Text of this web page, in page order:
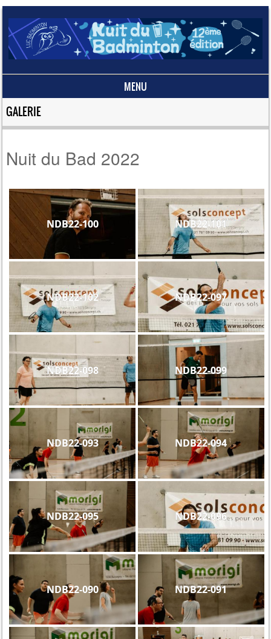
MENU
Skip to content
GALERIE
Nuit du Bad 2022
NDB22-100 NDB22-101
NDB22-102 NDB22-097
NDB22-098 NDB22-099
NDB22-093 NDB22-094
NDB22-095 NDB22-096
NDB22-090 NDB22-091